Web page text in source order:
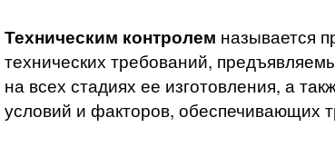
Техническим контролем называется
технических требований,
на всех стадиях ее изготовления, а
условий и факторов, обеспечивающих